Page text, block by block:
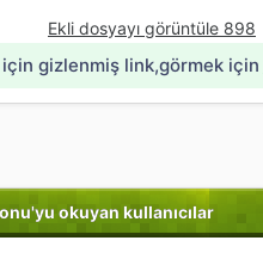
Ekli dosyayı görüntüle 898
gizlenmiş link,görmek için
okuyan kullanıcılar